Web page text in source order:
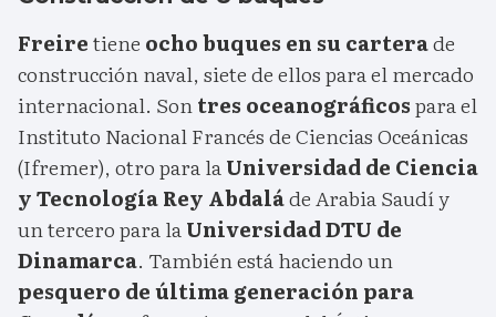
Freiretiene ocho buques en su carterade
construcción naval, siete de ellos para el mercado
internacional. Sontres oceanográficospara el
Instituto Nacional Francés de Ciencias Oceánicas
(Ifremer), otro para laUniversidad de Ciencia
y Tecnología Rey Abdaláde Arabia Saudí y
un tercero para laUniversidad DTU de
Dinamarca. También está haciendo un
pesquero de última generación para